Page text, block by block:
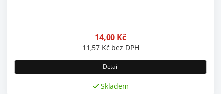
14,00 Kč
11,57 Kč bez DPH
Detail
Skladem